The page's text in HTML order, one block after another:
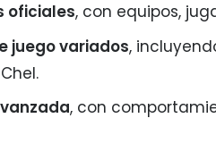
oficiales, con equipos,
juego variados,
, con